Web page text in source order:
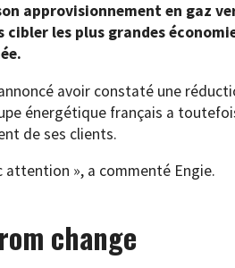
approvisionnement en gaz
les plus grandes
avoir constaté une
énergétique français a
de ses clients.
», a commenté Engie.
change